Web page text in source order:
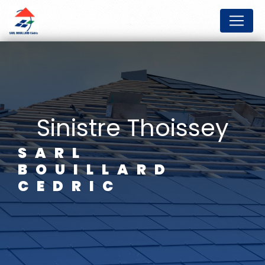
sinistre Thoissey
SARL
BOUILLARD
CEDRIC
Panneau de gestion des cookies